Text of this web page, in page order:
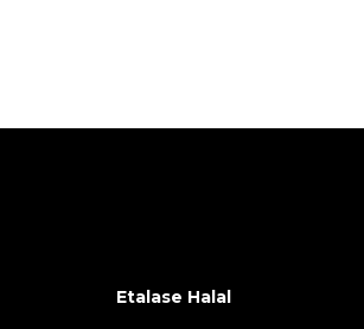
Etalase Halal